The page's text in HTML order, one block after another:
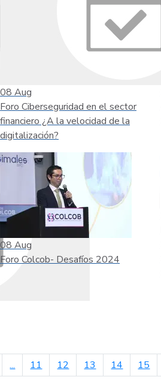
08 Aug
Foro Ciberseguridad en el sector
financiero ¿A la velocidad de la
digitalización?
08 Aug
Foro Colcob- Desafíos 2024
anterior
... 11 12 13 14 15